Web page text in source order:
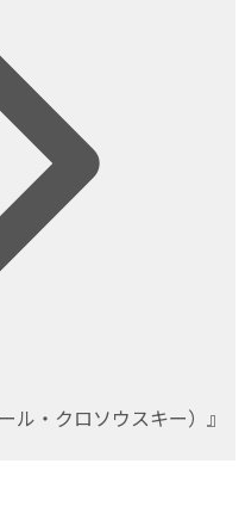
ル・クロソウスキー）』